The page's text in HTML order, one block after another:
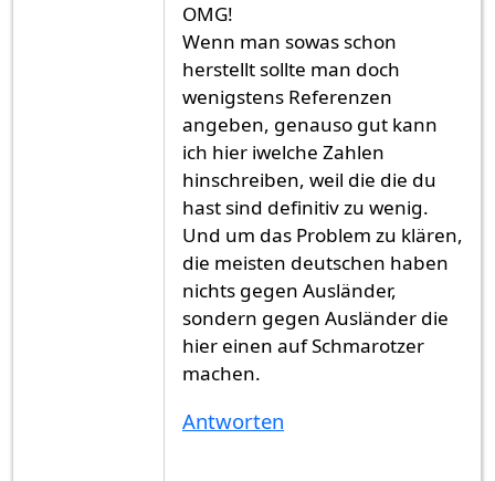
OMG!
Wenn man sowas schon
herstellt sollte man doch
wenigstens Referenzen
angeben, genauso gut kann
ich hier iwelche Zahlen
hinschreiben, weil die die du
hast sind definitiv zu wenig.
Und um das Problem zu klären,
die meisten deutschen haben
nichts gegen Ausländer,
sondern gegen Ausländer die
hier einen auf Schmarotzer
machen.
Antworten